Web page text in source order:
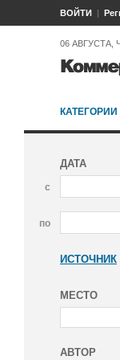
ВОЙТИ
06 АВГУСТА,
КАТЕГОРИИ
ДАТА
с
по
ИСТОЧНИК
МЕСТО
АВТОР